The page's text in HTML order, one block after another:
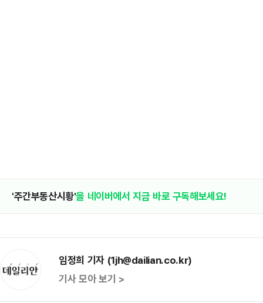
'주간부동산시황'을 네이버에서 지금 바로 구독해보세요!
임정희 기자 (1jh@dailian.co.kr)
기사 모아 보기 >